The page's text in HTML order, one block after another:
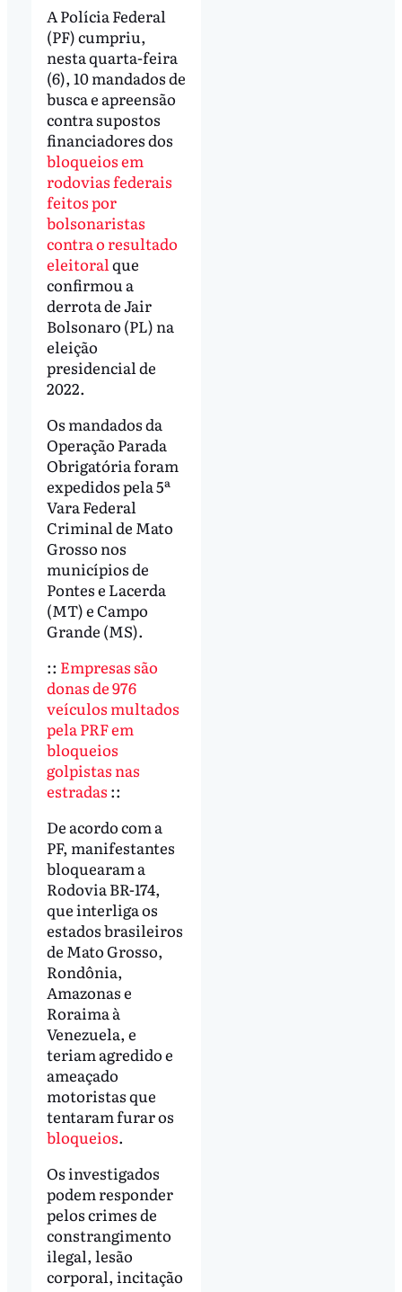
A Polícia Federal
(PF) cumpriu,
nesta quarta-feira
(6), 10 mandados de
busca e apreensão
contra supostos
financiadores dos
bloqueios em
rodovias federais
feitos por
bolsonaristas
contra o resultado
eleitoralque
confirmou a
derrota de Jair
Bolsonaro (PL) na
eleição
presidencial de
2022.
Os mandados da
Operação Parada
Obrigatória foram
expedidos pela 5ª
Vara Federal
Criminal de Mato
Grosso nos
municípios de
Pontes e Lacerda
(MT) e Campo
Grande (MS).
:: Empresas são
donas de 976
veículos multados
pela PRF em
bloqueios
golpistas nas
estradas ::
De acordo com a
PF, manifestantes
bloquearam a
Rodovia BR-174,
que interliga os
estados brasileiros
de Mato Grosso,
Rondônia,
Amazonas e
Roraima à
Venezuela, e
teriam agredido e
ameaçado
motoristas que
tentaram furar os
bloqueios.
Os investigados
podem responder
pelos crimes de
constrangimento
ilegal, lesão
corporal, incitação